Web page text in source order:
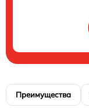
Преимущества